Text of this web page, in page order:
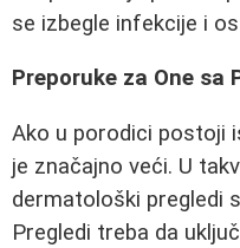
se izbegle infekcije i
Preporuke za One sa
Ako u porodici postoji
je značajno veći. U
dermatološki pregledi
Pregledi treba da